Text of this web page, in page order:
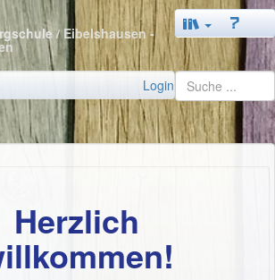
/ Eibelshausen -
Login
Herzlich